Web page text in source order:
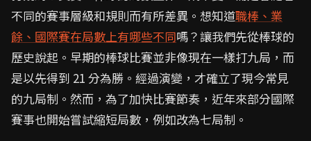
不同的賽事層級和規則而有所差異。想知道職棒、業
餘、國際賽在局數上有哪些不同嗎？讓我們先從棒球的
歷史說起。早期的棒球比賽並非像現在一樣打九局，而
是以先得到 21 分為勝。經過演變，才確立了現今常見
的九局制。然而，為了加快比賽節奏，近年來部分國際
賽事也開始嘗試縮短局數，例如改為七局制。